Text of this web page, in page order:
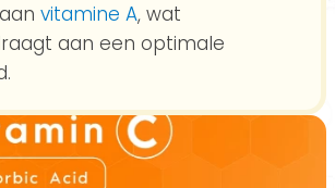
vitamine A, wat
aan een optimale